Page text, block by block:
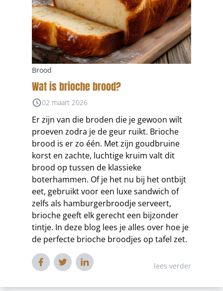
Brood
Wat is brioche brood?
02 maart 2026
Er zijn van die broden die je gewoon wilt
proeven zodra je de geur ruikt. Brioche
brood is er zo één. Met zijn goudbruine
korst en zachte, luchtige kruim valt dit
brood op tussen de klassieke
boterhammen. Of je het nu bij het ontbijt
eet, gebruikt voor een luxe sandwich of
zelfs als hamburgerbroodje serveert,
brioche geeft elk gerecht een bijzonder
tintje. In deze blog lees je alles over hoe je
de perfecte brioche broodjes op tafel zet.
lees verder